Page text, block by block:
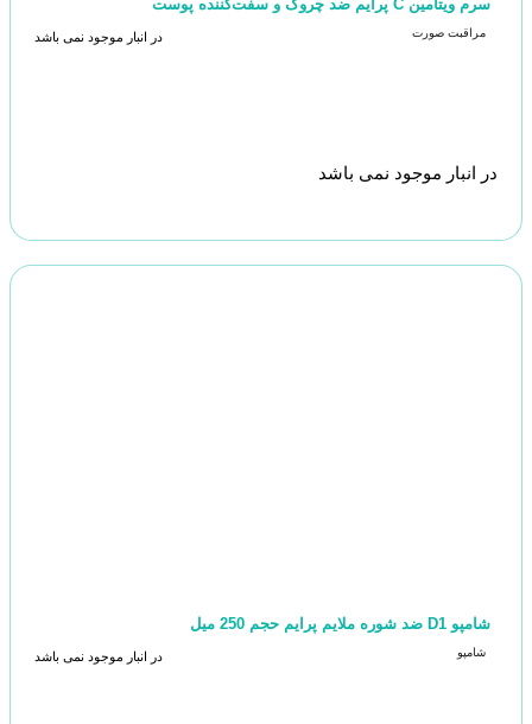
سرم ویتامین C پرایم ضد چروک و سفت‌کننده پوست
مراقبت صورت در انبار موجود نمی باشد
در انبار موجود نمی باشد
شامپو D1 ضد شوره ملایم پرایم حجم 250 میل
شامپو در انبار موجود نمی باشد